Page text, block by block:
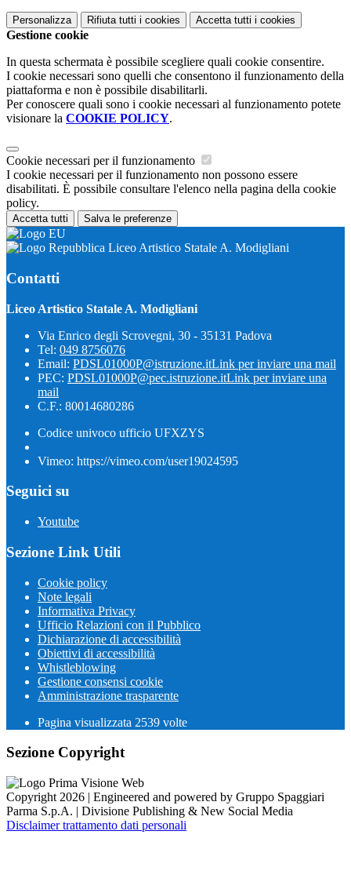
Personalizza Rifiuta tutti i cookies Accetta tutti i cookies
Gestione cookie
In questa schermata è possibile scegliere quali cookie consentire.
I cookie necessari sono quelli che consentono il funzionamento della
piattaforma e non è possibile disabilitarli.
Per conoscere quali sono i cookie necessari al funzionamento potete
visionare la COOKIE POLICY.
Cookie necessari per il funzionamento
I cookie necessari per il funzionamento non possono essere
disabilitati. È possibile consultare l'elenco nella pagina della cookie
policy.
Accetta tutti Salva le preferenze
Liceo Artistico Statale A. Modigliani
Contatti
Liceo Artistico Statale A. Modigliani
Via Enrico degli Scrovegni, 30 - 35131 Padova
Tel: 049 8756076
Email: PDSL01000P@istruzione.itLink per inviare una mail
PEC: PDSL01000P@pec.istruzione.itLink per inviare una
mail
C.F.: 80014680286
Codice univoco ufficio UFXZYS
Vimeo: https://vimeo.com/user19024595
Seguici su
Youtube
Sezione Link Utili
Cookie policy
Note legali
Informativa Privacy
Ufficio Relazioni con il Pubblico
Dichiarazione di accessibilità
Obiettivi di accessibilità
Whistleblowing
Gestione consensi cookie
Amministrazione trasparente
Pagina visualizzata 2539 volte
Sezione Copyright
Copyright 2026 | Engineered and powered by Gruppo Spaggiari
Parma S.p.A. | Divisione Publishing & New Social Media
Disclaimer trattamento dati personali